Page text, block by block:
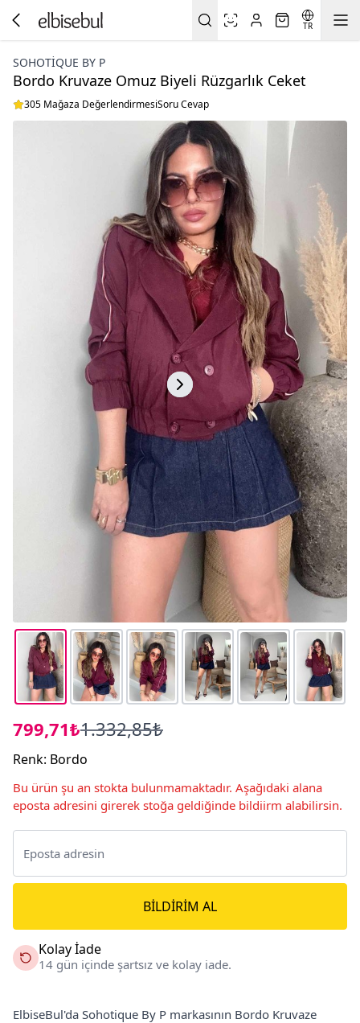
TR
SOHOTIQUE BY P
Bordo Kruvaze Omuz Biyeli Rüzgarlık Ceket
305 Mağaza DeğerlendirmesiSoru Cevap
799,71₺1.332,85₺
Renk: Bordo
Bu ürün şu an stokta bulunmamaktadır. Aşağıdaki alana
eposta adresini girerek stoğa geldiğinde bildiirm alabilirsin.
BILDIRIM AL
Kolay İade
14 gün içinde şartsız ve kolay iade.
ElbiseBul'da Sohotique By P markasının Bordo Kruvaze